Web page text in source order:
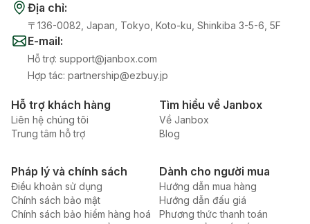
Địa chỉ:
〒136-0082, Japan, Tokyo, Koto-ku, Shinkiba 3-5-6, 5F
E-mail:
Hỗ trợ: support@janbox.com
Hợp tác: partnership@ezbuy.jp
Hỗ trợ khách hàng
Liên hệ chúng tôi
Trung tâm hỗ trợ
Tìm hiểu về Janbox
Về Janbox
Blog
Pháp lý và chính sách
Điều khoản sử dụng
Chính sách bảo mật
Chính sách bảo hiểm hàng hoá
Dành cho người mua
Hướng dẫn mua hàng
Hướng dẫn đấu giá
Phương thức thanh toán